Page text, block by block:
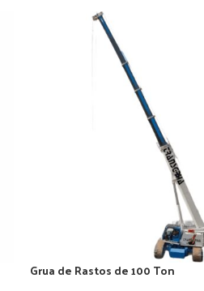
Grua de Rastos de 100 Ton